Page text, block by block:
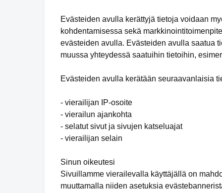
Evästeiden avulla kerättyjä tietoja voidaan
kohdentamisessa sekä
evästeiden avulla. Evästeiden avulla saatua
muussa yhteydessä saatuihin tietoihin,
Evästeiden avulla kerätään seuraavanlaisia
- vierailijan IP-osoite
- vierailun ajankohta
- selatut sivut ja sivujen katseluajat
- vierailijan selain
Sinun oikeutesi
Sivuillamme vierailevalla käyttäjällä on
muuttamalla niiden asetuksia